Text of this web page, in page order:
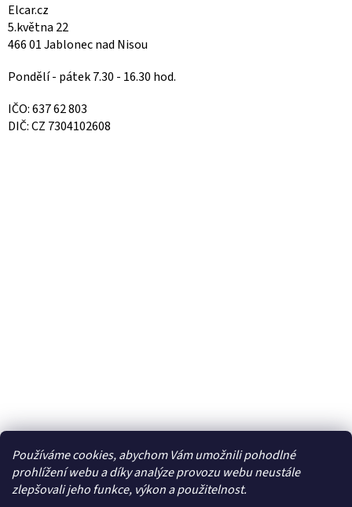
Používáme cookies, abychom Vám umožnili pohodlné
prohlížení webu a díky analýze provozu webu neustále
zlepšovali jeho funkce, výkon a použitelnost.
Elcar.cz
5.května 22
466 01 Jablonec nad Nisou
Pondělí - pátek 7.30 - 16.30 hod.
IČO: 637 62 803
DIČ: CZ 7304102608
Facebook